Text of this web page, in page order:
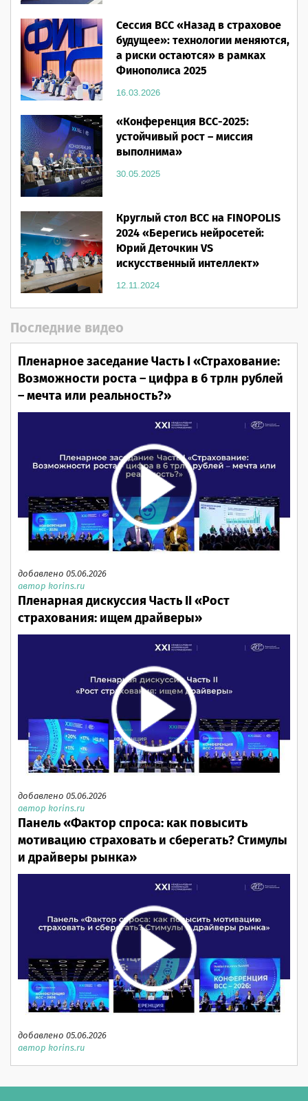
Сессия ВСС «Назад в страховое
будущее»: технологии меняются,
а риски остаются» в рамках
Финополиса 2025
16.03.2026
«Конференция ВСС-2025:
устойчивый рост – миссия
выполнима»
30.05.2025
Круглый стол ВСС на FINOPOLIS
2024 «Берегись нейросетей:
Юрий Деточкин VS
искусственный интеллект»
12.11.2024
Последние видео
Пленарное заседание Часть I «Страхование:
Возможности роста – цифра в 6 трлн рублей
– мечта или реальность?»
добавлено 05.06.2026
автор korins.ru
Пленарная дискуссия Часть II «Рост
страхования: ищем драйверы»
добавлено 05.06.2026
автор korins.ru
Панель «Фактор спроса: как повысить
мотивацию страховать и сберегать? Стимулы
и драйверы рынка»
добавлено 05.06.2026
автор korins.ru